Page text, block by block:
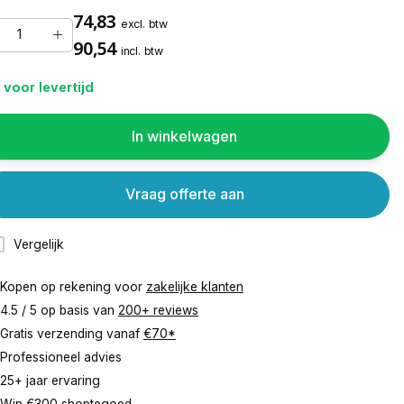
74,83 excl. btw
90,54 incl. btw
voor levertijd
In winkelwagen
Vergelijk
Vraag offerte aan
Kopen op rekening voor zakelijke klanten
4.5 / 5 op basis van 200+ reviews
Gratis verzending vanaf €70*
Professioneel advies
25+ jaar ervaring